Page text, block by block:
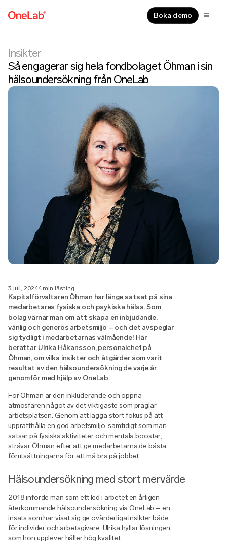
Boka demo
Insikter
Så engagerar sig hela fondbolaget Öhman i sin
hälsoundersökning från OneLab
3 juli, 20244 min läsning
Kapitalförvaltaren Öhman har länge satsat på sina
medarbetares fysiska och psykiska hälsa. Som
bolag värnar man om att skapa en inbjudande,
vänlig och generös arbetsmiljö – och det avspeglar
sig tydligt i medarbetarnas välmående! Här
berättar Ulrika Håkansson, personalchef på
Öhman, om vilka insikter och åtgärder som varit
resultat av den hälsoundersökning de varje år
genomför med hjälp av OneLab.
För Öhman är den inkluderande och öppna
atmosfären något av det viktigaste som präglar
arbetsplatsen. Genom att lägga stort fokus på att
upprätthålla en god arbetsmiljö, samtidigt som man
satsar på fysiska aktiviteter och mentala boostar,
strävar Öhman efter att ge medarbetarna de bästa
förutsättningarna för att må bra på jobbet.
Hälsoundersökning med stort mervärde
2018 införde man som ett led i arbetet en årligen
återkommande hälsoundersökning via OneLab – en
insats som har visat sig ge ovärderliga insikter både
för individer och arbetsgivare. Ulrika hyllar lösningen
som hon upplever håller hög kvalitet: